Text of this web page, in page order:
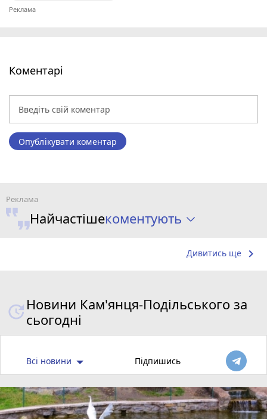
Коментарі
Опублікувати коментар
Найчастішекоментують
Дивитись ще keyboard_arrow_right
Новини Кам'янця-Подільського за
сьогодні
Всі новини Підпишись